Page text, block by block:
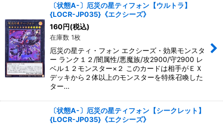
〔状態A-〕厄災の星ティフォン【ウルトラ】
{LOCR-JP035}《エクシーズ》
160円(税込)
在庫数 1枚
厄災の星ティ・フォン エクシーズ・効果モンスタ
ー ランク１２/闇属性/悪魔族/攻2900/守2900 レ
ベル１２モンスター×２ このカードは相手がＥＸ
デッキから２体以上のモンスターを特殊召喚した
ター…
〔状態A-〕厄災の星ティフォン【シークレット】
{LOCR-JP035}《エクシーズ》